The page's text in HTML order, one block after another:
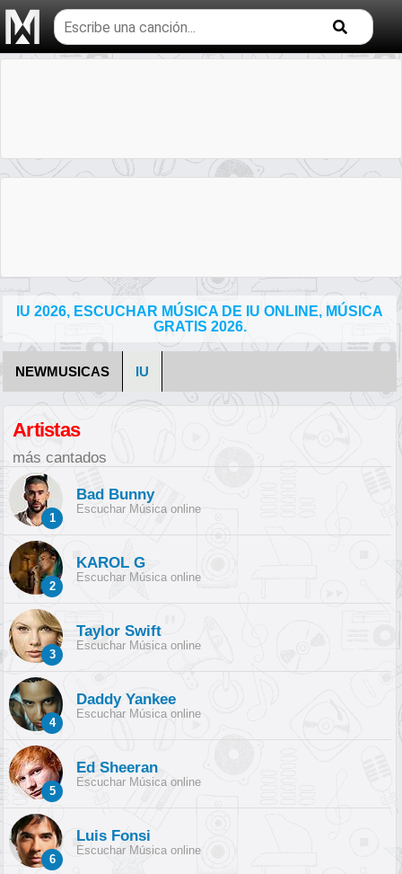
Buscar
temas
musicales
IU 2026, ESCUCHAR MÚSICA DE IU ONLINE, MÚSICA
GRATIS 2026.
NEWMUSICAS IU
Artistas
más cantados
1
Bad Bunny
Escuchar Música online
2
KAROL G
Escuchar Música online
3
Taylor Swift
Escuchar Música online
4
Daddy Yankee
Escuchar Música online
5
Ed Sheeran
Escuchar Música online
6
Luis Fonsi
Escuchar Música online